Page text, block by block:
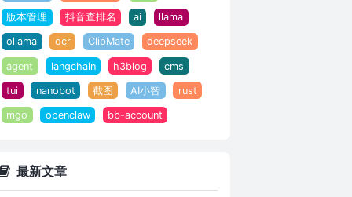
版本管理 抖音查排名 ai llama
ollama ocr ClipMate deepseek
agent langchain h3blog cms
tui nanobot 截图 AI小智 rust
mgo openclaw bb-account
最新文章